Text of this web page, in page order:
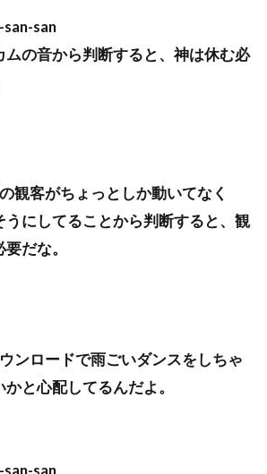
san
ムの音から判断すると、神は休む必
観客がちょっとしか動いてなく
うにしてることから判断すると、観
だな。
ンロードで雨ごいダンスをしちゃ
と心配してるんだよ。